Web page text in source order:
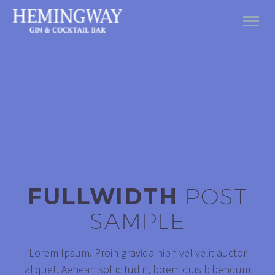
FULLWIDTH POST
SAMPLE
Lorem Ipsum. Proin gravida nibh vel velit auctor
aliquet. Aenean sollicitudin, lorem quis bibendum